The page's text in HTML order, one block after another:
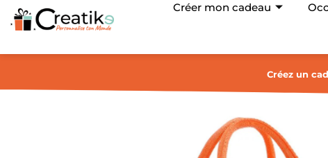
Créer mon cadeau
Créez un